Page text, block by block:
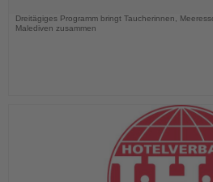
Dreitägiges Programm bringt Taucherinnen,
Malediven zusammen